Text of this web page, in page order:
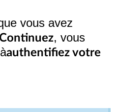
vous avez
, vous
authentifiez votre